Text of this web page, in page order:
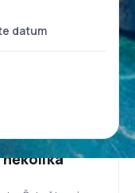
několika